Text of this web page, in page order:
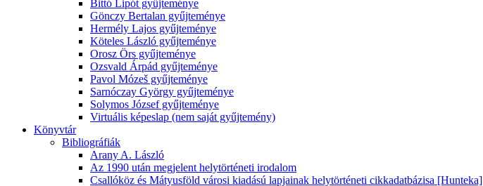
Bittó Lipót gyűjteménye
Gönczy Bertalan gyűjteménye
Hermély Lajos gyűjteménye
Köteles László gyűjteménye
Orosz Örs gyűjteménye
Ozsvald Árpád gyűjteménye
Pavol Mózeš gyűjteménye
Sarnóczay György gyűjteménye
Solymos József gyűjteménye
Virtuális képeslap (nem saját gyűjtemény)
Könyvtár
Bibliográfiák
Arany A. László
Az 1990 után megjelent helytörténeti irodalom
Csallóköz és Mátyusföld városi kiadású lapjainak helytörténeti cikkadatbázisa [Hunteka]